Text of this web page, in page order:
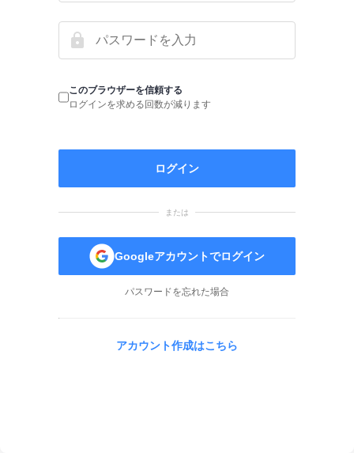
このブラウザーを信頼する
ログインを求める回数が減ります
ログイン
または
Googleアカウントでログイン
パスワードを忘れた場合
アカウント作成はこちら